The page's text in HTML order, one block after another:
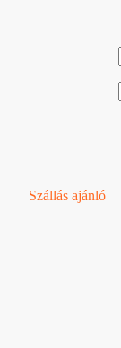
Szállás ajánló